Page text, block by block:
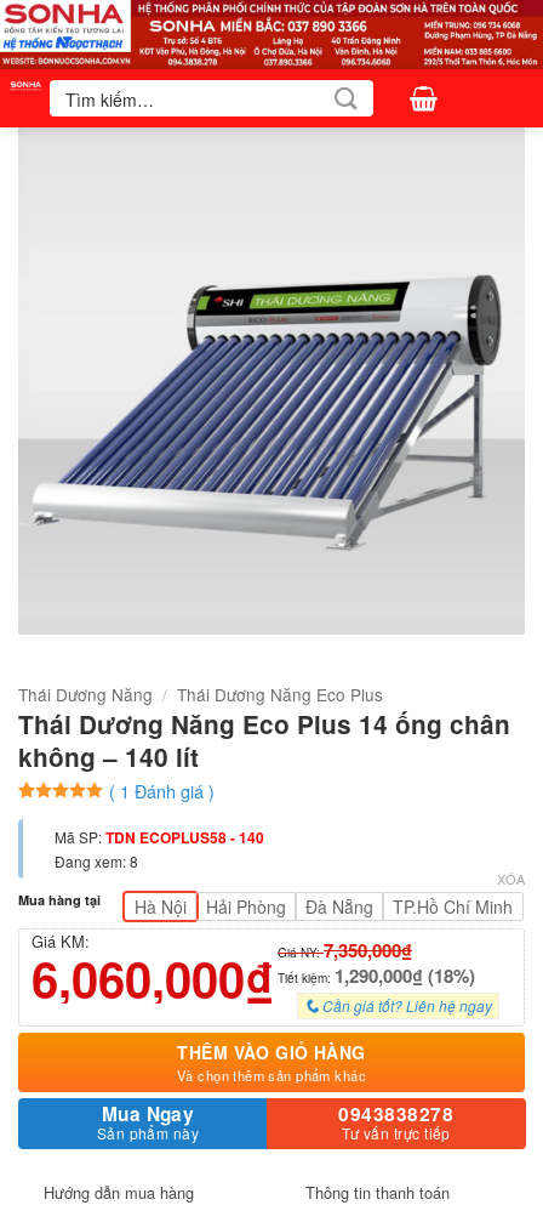
Bỏ
qua
nội
Tìm
kiếm:
Thái Dương Năng / Thái Dương Năng Eco Plus
Thái Dương Năng Eco Plus 14 ống chân
không – 140 lít
5
dựa trên
1
( 1 Đánh giá )
Mã SP:TDN ECOPLUS58 - 140
Đang xem: 8
Mua hàng tại Hà Nội Hải Phòng Đà Nẵng TP.Hồ Chí Minh
XÓA
Giá KM:
6,060,000₫ Giá NY:7,350,000₫
Tiết kiệm: 1,290,000₫ (18%)
Cần giá tốt? Liên hệ ngay
THÊM VÀO GIỎ HÀNG
Và chọn thêm sản phẩm khác
Mua Ngay
Sản phẩm này
0943838278
Tư vấn trực tiếp
Hướng dẫn mua hàng
Thông tin thanh toán